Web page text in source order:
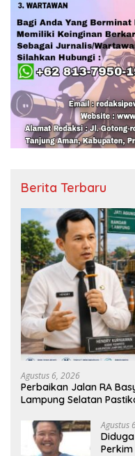
Berita Terbaru
Agustus 6, 2026
Perbaikan Jalan RA
Lampung Selatan
Agustus